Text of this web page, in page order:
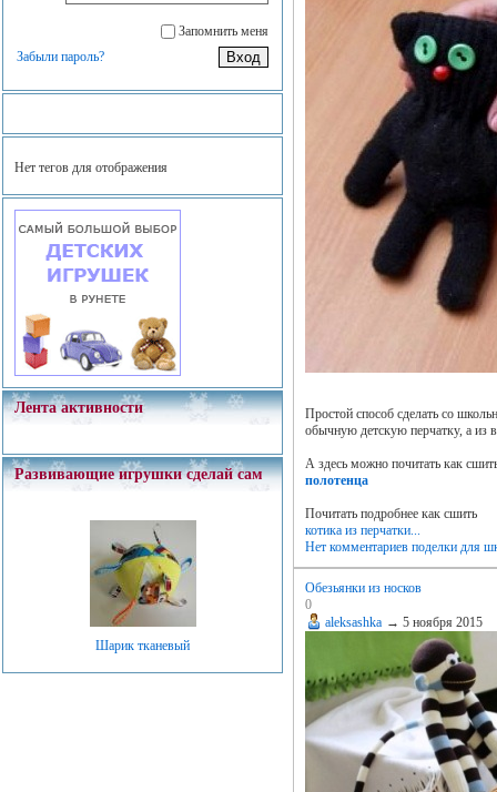
Запомнить меня
Забыли пароль?
Нет тегов для отображения
Лента активности
Развивающие игрушки сделай сам
Шарик тканевый
Простой способ сделать со
обычную детскую перчатку, а из
А здесь можно почитать как
полотенца
Почитать подробнее как сшить
котика из перчатки...
Нет комментариев поделки для
Обезьянки из носков
0
aleksashka →5 ноября 2015